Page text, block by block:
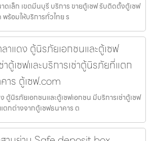
ดเล็ก เขตมีนบุรี บริการ ขายตู้เซฟ รับติดตั้งตู้เซฟ
ร้อมให้บริการทั่วไทย ร
าแดง ตู้นิรภัยเอกชนและตู้เซฟ
าตู้เซฟและบริการเช่าตู้นิรภัยที่แตก
าร ตู้เซฟ.com
นิรภัยเอกชนและตู้เซฟเอกชน มีบริการเช่าตู้เซฟ
ตกต่างจากตู้เซฟธนาคาร ต